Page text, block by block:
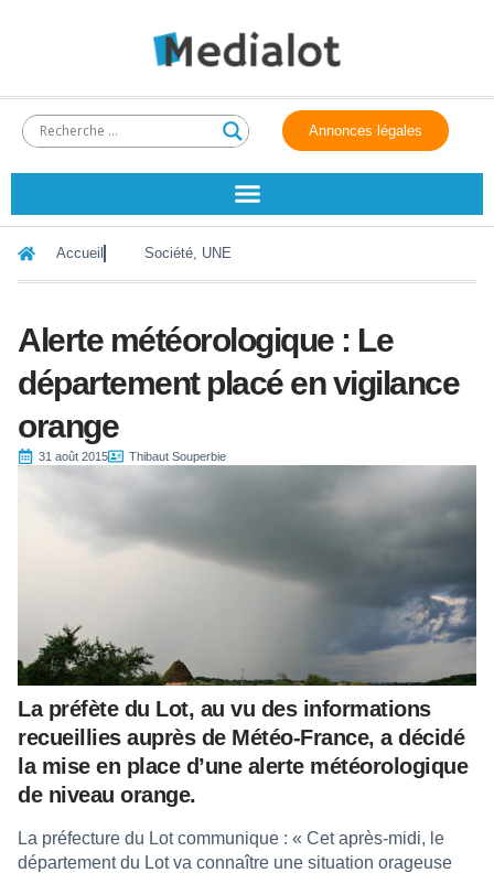
Annonces légales
Accueil Société, UNE
Alerte météorologique : Le
département placé en vigilance
orange
31 août 2015 Thibaut Souperbie
La préfète du Lot, au vu des informations
recueillies auprès de Météo-France, a décidé
la mise en place d’une alerte météorologique
de niveau orange.
La préfecture du Lot communique : « Cet après-midi, le
département du Lot va connaître une situation orageuse